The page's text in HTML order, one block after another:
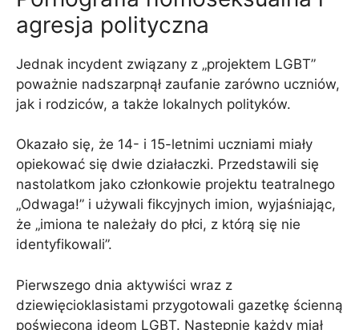
agresja polityczna
Jednak incydent związany z „projektem LGBT”
poważnie nadszarpnął zaufanie zarówno uczniów,
jak i rodziców, a także lokalnych polityków.
Okazało się, że 14- i 15-letnimi uczniami miały
opiekować się dwie działaczki. Przedstawili się
nastolatkom jako członkowie projektu teatralnego
„Odwaga!” i używali fikcyjnych imion, wyjaśniając,
że „imiona te należały do ​​płci, z którą się nie
identyfikowali”.
Pierwszego dnia aktywiści wraz z
dziewięcioklasistami przygotowali gazetkę ścienną
poświęconą ideom LGBT. Następnie każdy miał